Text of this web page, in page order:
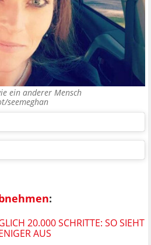
ein anderer Mensch
seemeghan
:
20.000 SCHRITTE: SO SIEHT
AUS